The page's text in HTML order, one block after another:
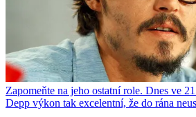
Zapomeňte na jeho ostatní role. Dnes ve
Depp výkon tak excelentní, že do rána